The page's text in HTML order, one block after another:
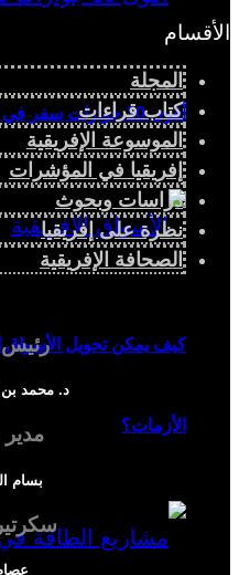
أقوى 10 جوازات سفر في إفريقيا لعام 2026
كيف يمكن تحويل الأسواق
الأزمات؟
الأقسام
المجلة
كتاب قراءات
الموسوعة الإفريقية
إفريقيا في المؤشرات
دراسات وبحوث
نظرة على إفريقيا
الصحافة الإفريقية
رئيس
د. محمد بن
مدير
بسام